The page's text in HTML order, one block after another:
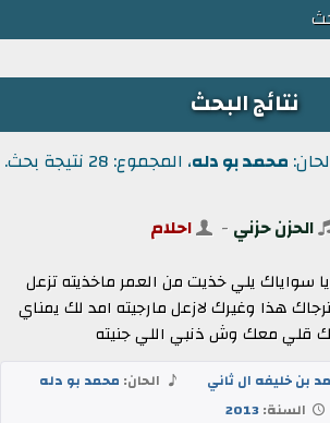
نتائج البحث
محمد بو دله، المجموع: 28 نتيجة بحث.
الحزن حزني - احلام
سواياك يلي خذيت من العمر ماخذيته تزعل
هذا وغيرك لازعل مارجيته امد لك يمناي
قلي معك وش ذنبي اللي جنيته
بن خليفه ال ثاني الحان: محمد بو دله
السنة:2013